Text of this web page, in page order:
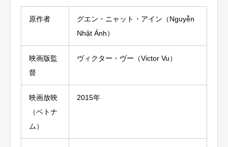
原作者
グエン・ニャット・アイン（Nguyễn
Nhật Ánh）
映画版監
督
ヴィクター・ヴー（Victor Vu）
映画放映
（ベトナ
ム）
2015年